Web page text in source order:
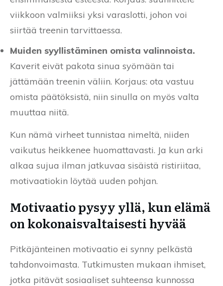
viikkoon valmiiksi yksi varaslotti, johon voi
siirtää treenin tarvittaessa.
Muiden syyllistäminen omista valinnoista.
Kaverit eivät pakota sinua syömään tai
jättämään treenin väliin. Korjaus: ota vastuu
omista päätöksistä, niin sinulla on myös valta
muuttaa niitä.
Kun nämä virheet tunnistaa nimeltä, niiden
vaikutus heikkenee huomattavasti. Ja kun arki
alkaa sujua ilman jatkuvaa sisäistä ristiriitaa,
motivaatiokin löytää uuden pohjan.
Motivaatio pysyy yllä, kun elämä
on kokonaisvaltaisesti hyvää
Pitkäjänteinen motivaatio ei synny pelkästä
tahdonvoimasta. Tutkimusten mukaan ihmiset,
jotka pitävät sosiaaliset suhteensa kunnossa